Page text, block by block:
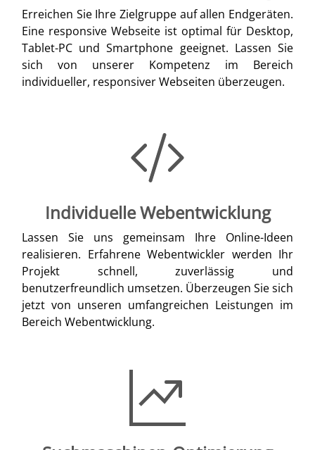
Erreichen Sie Ihre Zielgruppe auf allen Endgeräten.
Eine responsive Webseite ist optimal für Desktop,
Tablet-PC und Smartphone geeignet. Lassen Sie
sich von unserer Kompetenz im Bereich
individueller, responsiver Webseiten überzeugen.
Individuelle Webentwicklung
Lassen Sie uns gemeinsam Ihre Online-Ideen
realisieren. Erfahrene Webentwickler werden Ihr
Projekt schnell, zuverlässig und
benutzerfreundlich umsetzen. Überzeugen Sie sich
jetzt von unseren umfangreichen Leistungen im
Bereich Webentwicklung.